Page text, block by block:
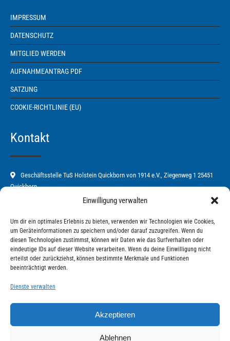
Einwilligung verwalten
Um dir ein optimales Erlebnis zu bieten, verwenden wir Technologien wie Cookies,
um Geräteinformationen zu speichern und/oder darauf zuzugreifen. Wenn du
diesen Technologien zustimmst, können wir Daten wie das Surfverhalten oder
eindeutige IDs auf dieser Website verarbeiten. Wenn du deine Einwilligung nicht
erteilst oder zurückziehst, können bestimmte Merkmale und Funktionen
beeinträchtigt werden.
Dienste verwalten
Akzeptieren
Ablehnen
IMPRESSUM
DATENSCHUTZ
MITGLIED WERDEN
AUFNAHMEANTRAG PDF
SATZUNG
COOKIE-RICHTLINIE (EU)
Kontakt
Geschäftsstelle TuS Holstein Quickborn von 1914 e.V., Ziegenweg 1 25451
Quickborn
tus-holstein-quickborn@t-online.de
www.tischtennis-quickborn.de
Mo. und Fr. von 9:00 Uhr - 11:00 Uhr